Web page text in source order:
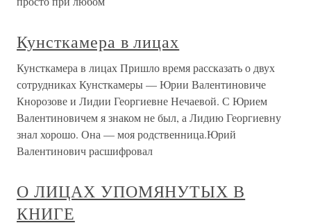
Кунсткамера в лицах
Кунсткамера в лицах Пришло время рассказать о двух
сотрудниках Кунсткамеры — Юрии Валентиновиче
Кнорозове и Лидии Георгиевне Нечаевой. С Юрием
Валентиновичем я знаком не был, а Лидию Георгиевну
знал хорошо. Она — моя родственница.Юрий
Валентинович расшифровал
О ЛИЦАХ УПОМЯНУТЫХ В
КНИГЕ